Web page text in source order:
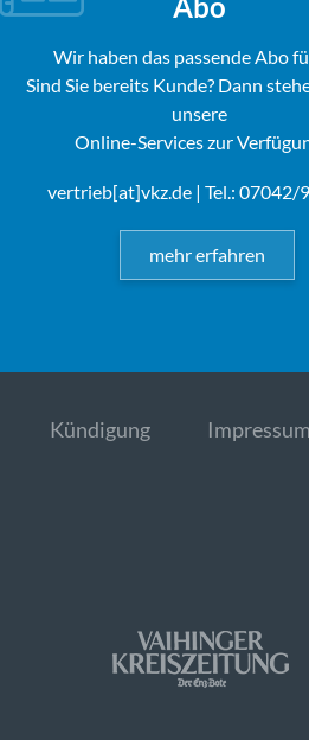
Wir haben das passende Abo
Sind Sie bereits Kunde? Dann
unsere
Online-Services zur
vertrieb[at]vkz.de| Tel.: 07042/
mehr erfahren
Kündigung Impressum